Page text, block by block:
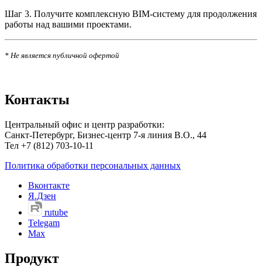
Шаг 3. Получите комплексную BIM-систему для продолжения
работы над вашими проектами.
* Не является публичной офертой
Контакты
Центральный офис и центр разработки:
Санкт-Петербург, Бизнес-центр 7-я линия В.О., 44
Тел +7 (812) 703-10-11
Политика обработки персональных данных
Вконтакте
Я.Дзен
rutube
Telegam
Max
Продукт